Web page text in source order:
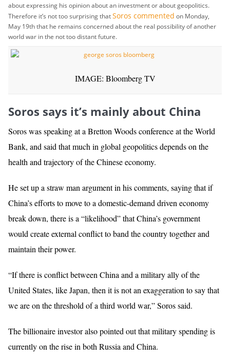
about expressing his opinion about an investment or about geopolitics.
Therefore it’s not too surprising thatSoros commented on Monday,
May 19th that he remains concerned about the real possibility of another
world war in the not too distant future.
IMAGE: Bloomberg TV
Soros says it’s mainly about China
Soros was speaking at a Bretton Woods conference at the World
Bank, and said that much in global geopolitics depends on the
health and trajectory of the Chinese economy.
He set up a straw man argument in his comments, saying that if
China’s efforts to move to a domestic-demand driven economy
break down, there is a “likelihood” that China’s government
would create external conflict to band the country together and
maintain their power.
“If there is conflict between China and a military ally of the
United States, like Japan, then it is not an exaggeration to say that
we are on the threshold of a third world war,” Soros said.
The billionaire investor also pointed out that military spending is
currently on the rise in both Russia and China.